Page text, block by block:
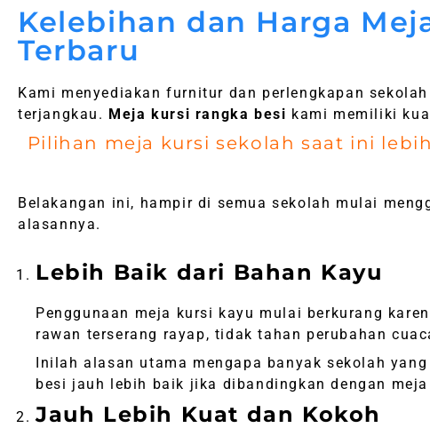
Kelebihan dan Harga
Terbaru
Kami menyediakan furnitur dan perlengkapan sekolah
terjangkau. Meja kursi rangka besi kami memiliki
Pilihan meja kursi sekolah saat ini
Belakangan ini, hampir di semua sekolah mulai
alasannya.
Lebih Baik dari Bahan Kayu
Penggunaan meja kursi kayu mulai berkurang
rawan terserang rayap, tidak tahan perubahan
Inilah alasan utama mengapa banyak sekolah
besi jauh lebih baik jika dibandingkan dengan
Jauh Lebih Kuat dan Kokoh